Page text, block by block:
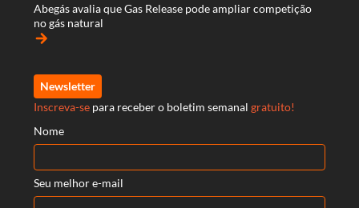
Abegás avalia que Gas Release pode ampliar competição
no gás natural
arrow_forward
Newsletter
Inscreva-se para receber o boletim semanal gratuito!
Nome
Seu melhor e-mail